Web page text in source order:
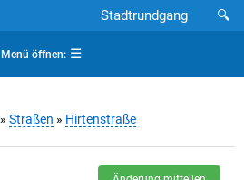
🔍
Stadtrundgang
Menü öffnen:☰
» Straßen » Hirtenstraße